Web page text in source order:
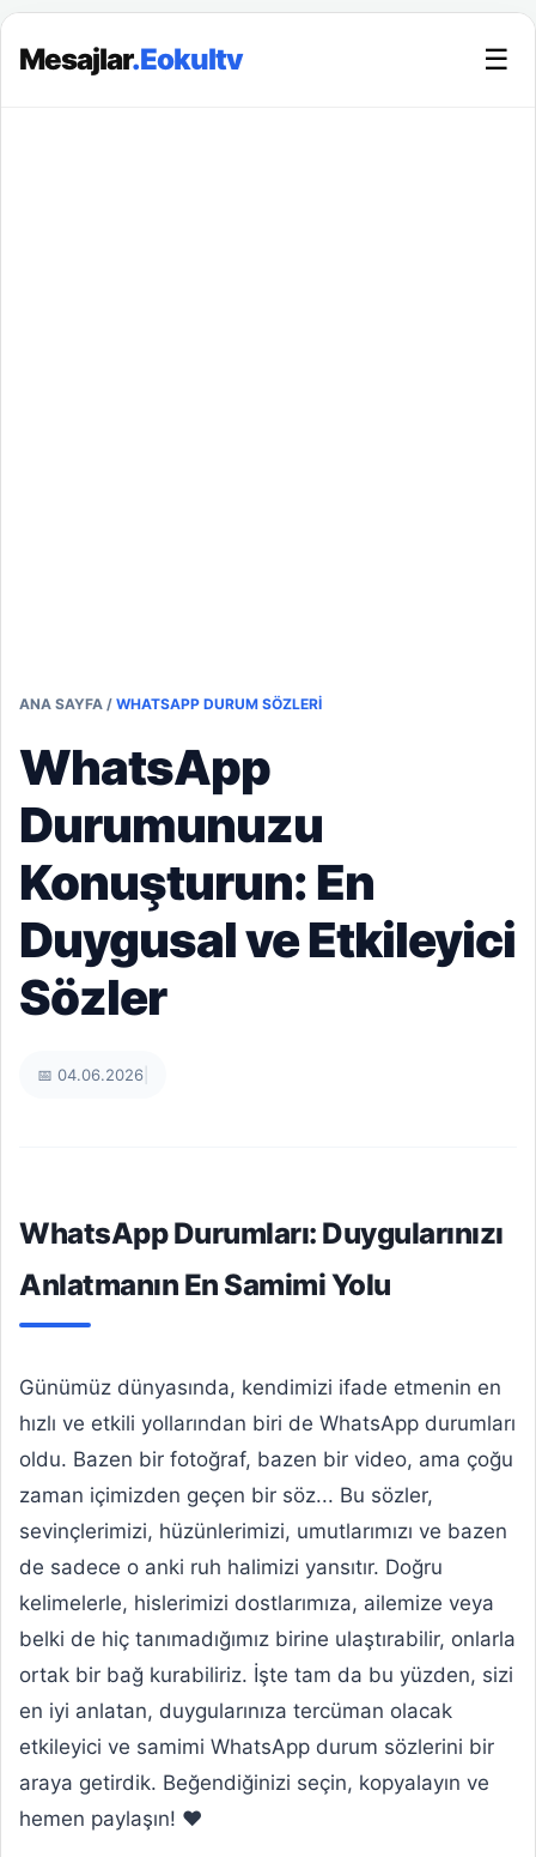
Mesajlar.Eokultv ☰
ANA SAYFA / WHATSAPP DURUM SÖZLERI
WhatsApp
Durumunuzu
Konuşturun: En
Duygusal ve Etkileyici
Sözler
📅 04.06.2026
WhatsApp Durumları: Duygularınızı
Anlatmanın En Samimi Yolu
Günümüz dünyasında, kendimizi ifade etmenin en
hızlı ve etkili yollarından biri de WhatsApp durumları
oldu. Bazen bir fotoğraf, bazen bir video, ama çoğu
zaman içimizden geçen bir söz... Bu sözler,
sevinçlerimizi, hüzünlerimizi, umutlarımızı ve bazen
de sadece o anki ruh halimizi yansıtır. Doğru
kelimelerle, hislerimizi dostlarımıza, ailemize veya
belki de hiç tanımadığımız birine ulaştırabilir, onlarla
ortak bir bağ kurabiliriz. İşte tam da bu yüzden, sizi
en iyi anlatan, duygularınıza tercüman olacak
etkileyici ve samimi WhatsApp durum sözlerini bir
araya getirdik. Beğendiğinizi seçin, kopyalayın ve
hemen paylaşın! ❤️